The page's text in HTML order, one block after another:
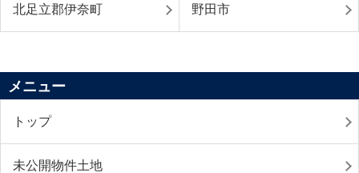
北足立郡伊奈町 野田市
メニュー
トップ
未公開物件土地